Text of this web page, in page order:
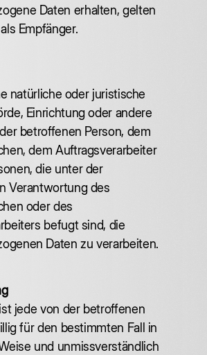
Daten erhalten, gelten
Empfänger.
natürliche oder juristische
Einrichtung oder andere
betroffenen Person, dem
dem Auftragsverarbeiter
die unter der
Verantwortung des
oder des
befugt sind, die
Daten zu verarbeiten.
jede von der betroffenen
für den bestimmten Fall in
und unmissverständlich